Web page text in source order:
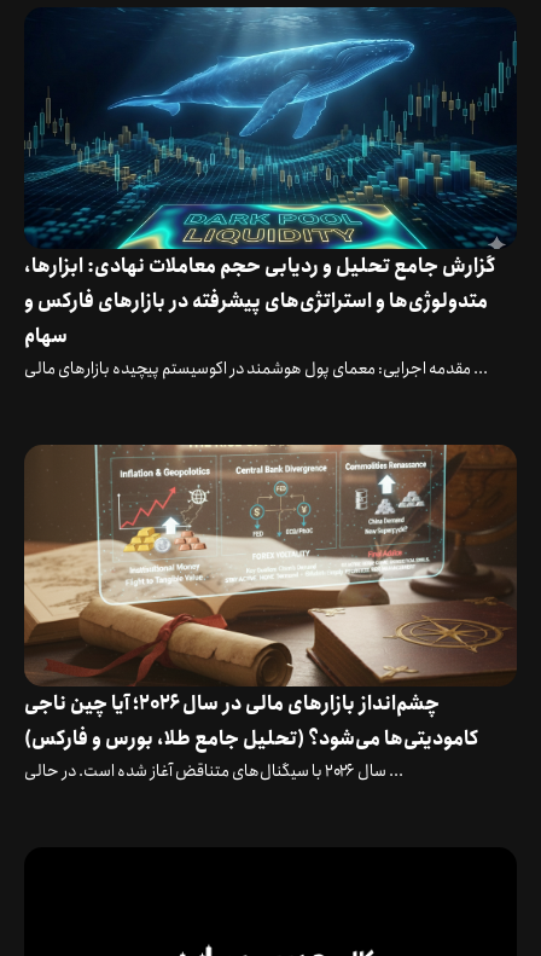
گزارش جامع تحلیل و ردیابی حجم معاملات نهادی: ابزارها،
متدولوژی‌ها و استراتژی‌های پیشرفته در بازارهای فارکس و
سهام
مقدمه اجرایی: معمای پول هوشمند در اکوسیستم پیچیده بازارهای مالی ...
چشم‌انداز بازارهای مالی در سال ۲۰۲۶؛ آیا چین ناجی
کامودیتی‌ها می‌شود؟ (تحلیل جامع طلا، بورس و فارکس)
سال ۲۰۲۶ با سیگنال‌های متناقض آغاز شده است. در حالی ...